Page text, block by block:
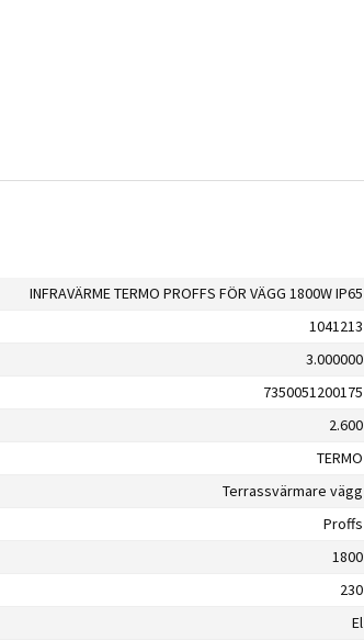
INFRAVÄRME TERMO PROFFS FÖR VÄGG 1800W IP65
1041213
3.000000
7350051200175
2.600
TERMO
Terrassvärmare vägg
Proffs
1800
230
El